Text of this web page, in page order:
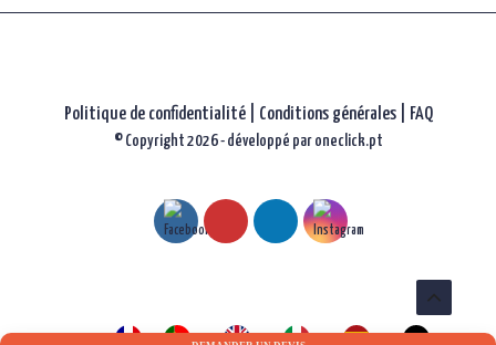
Politique de confidentialité| Conditions générales | FAQ
© Copyright 2026 - développé par oneclick.pt